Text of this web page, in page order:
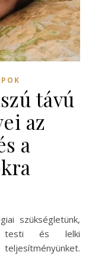
távú
az
a
testi és lelki